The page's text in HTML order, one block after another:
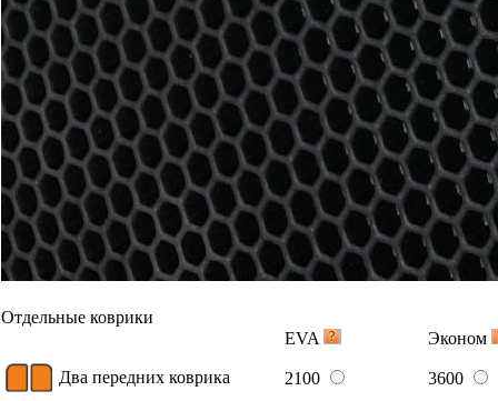
Отдельные коврики
EVA
Эконом
Два передних коврика 2100 3600